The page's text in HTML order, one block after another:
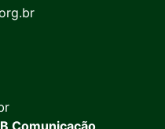
Comunicação